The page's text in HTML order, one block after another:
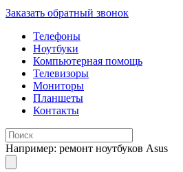
Заказать обратный звонок
Телефоны
Ноутбуки
Компьютерная помощь
Телевизоры
Мониторы
Планшеты
Контакты
Например: ремонт ноутбуков Asus